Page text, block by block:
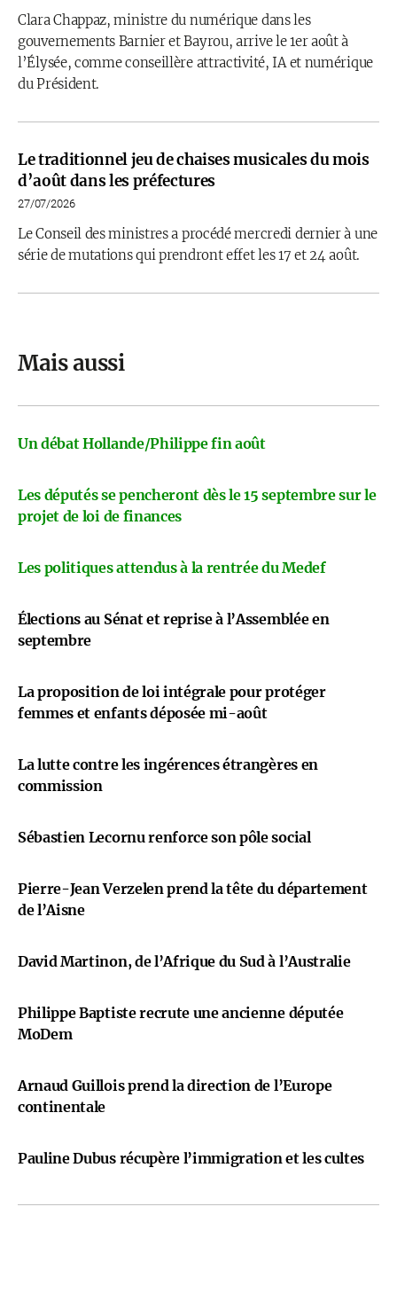
Clara Chappaz, ministre du numérique dans les
gouvernements Barnier et Bayrou, arrive le 1er août à
l’Élysée, comme conseillère attractivité, IA et numérique
du Président.
Le traditionnel jeu de chaises musicales du mois
d’août dans les préfectures
27/07/2026
Le Conseil des ministres a procédé mercredi dernier à une
série de mutations qui prendront effet les 17 et 24 août.
Mais aussi
Un débat Hollande/Philippe fin août
Les députés se pencheront dès le 15 septembre sur le
projet de loi de finances
Les politiques attendus à la rentrée du Medef
Élections au Sénat et reprise à l’Assemblée en
septembre
La proposition de loi intégrale pour protéger
femmes et enfants déposée mi-août
La lutte contre les ingérences étrangères en
commission
Sébastien Lecornu renforce son pôle social
Pierre-Jean Verzelen prend la tête du département
de l’Aisne
David Martinon, de l’Afrique du Sud à l’Australie
Philippe Baptiste recrute une ancienne députée
MoDem
Arnaud Guillois prend la direction de l’Europe
continentale
Pauline Dubus récupère l’immigration et les cultes